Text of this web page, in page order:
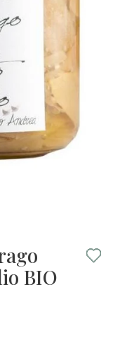
BIO